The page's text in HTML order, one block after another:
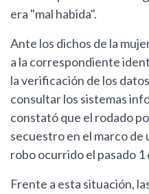
era "mal habida".
Ante los dichos de la
a la correspondiente
la verificación de los
consultar los sistemas
constató que el rodado
secuestro en el marco de
robo ocurrido el pasado 1
Frente a esta situación,